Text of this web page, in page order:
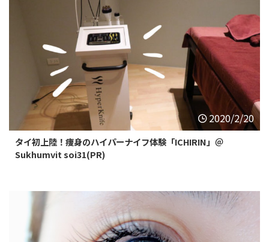
2020/2/20
タイ初上陸！痩身のハイパーナイフ体験「ICHIRIN」＠
Sukhumvit soi31(PR)